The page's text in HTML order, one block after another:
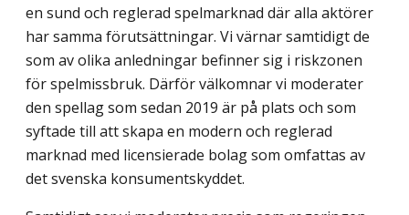
en sund och reglerad spelmarknad där alla aktörer
har samma förut­sättningar. Vi värnar samtidigt de
som av olika anledningar befinner sig i riskzonen
för spelmissbruk. Därför välkomnar vi moderater
den spellag som sedan 2019 är på plats och som
syftade till att skapa en modern och reglerad
marknad med licensierade bolag som omfattas av
det svenska konsumentskyddet.